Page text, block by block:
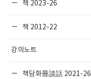
책 2023-26
책 2012-22
강의노트
책담화冊談話 2021-26